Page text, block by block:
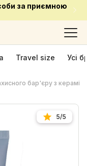
за приємною
Travel size Усі
бар'єру з
5/5